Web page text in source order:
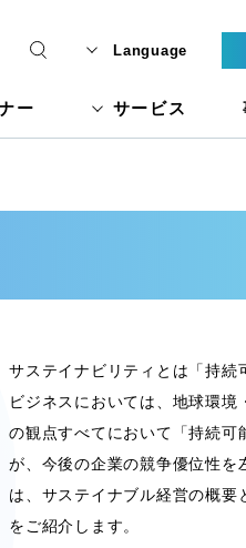
Language
ー サービス
サステイナビリティとは「持続
ビジネスにおいては、地球環境
の観点すべてにおいて「持続可
が、今後の企業の競争優位性を
は、サステイナブル経営の概要
をご紹介します。